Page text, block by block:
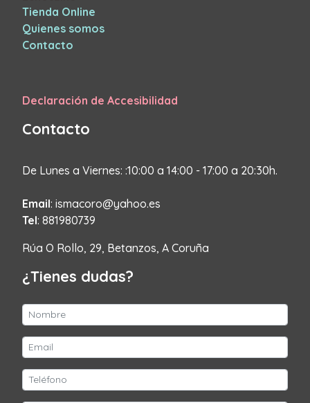
Tienda Online
Quienes somos
Contacto
Declaración de Accesibilidad
Contacto
De Lunes a Viernes: :10:00 a 14:00 - 17:00 a 20:30h.
Email: ismacoro@yahoo.es
Tel: 881980739
Rúa O Rollo, 29, Betanzos, A Coruña
¿Tienes dudas?